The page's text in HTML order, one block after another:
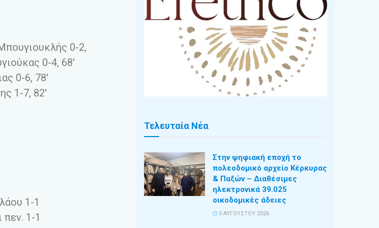
0-2,
0-4, 68′
0-6, 78′
1-7, 82′
1-1
πεν. 1-1
Τελευταία Νέα
Στην ψηφιακή εποχή το
πολεοδομικό αρχείο Κέρκυρας
& Παξών – Διαθέσιμες
ηλεκτρονικά 39.025
οικοδομικές άδειες
5 ΑΥΓΟΎΣΤΟΥ 2026